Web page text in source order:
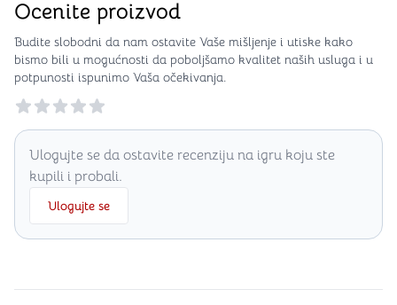
Ocenite proizvod
Budite slobodni da nam ostavite Vaše mišljenje i utiske kako
bismo bili u mogućnosti da poboljšamo kvalitet naših usluga i u
potpunosti ispunimo Vaša očekivanja.
Reviews
Ulogujte se da ostavite recenziju na igru koju ste
kupili i probali.
Ulogujte se